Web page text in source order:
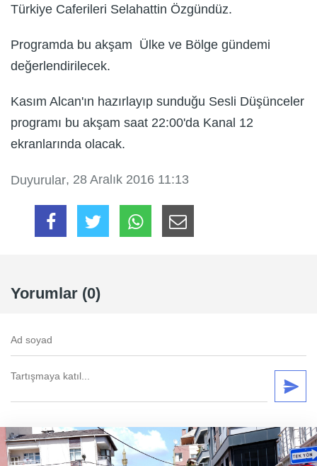
Türkiye Caferileri Selahattin Özgündüz.
Programda bu akşam Ülke ve Bölge gündemi
değerlendirilecek.
Kasım Alcan'ın hazırlayıp sunduğu Sesli Düşünceler
programı bu akşam saat 22:00'da Kanal 12
ekranlarında olacak.
Duyurular, 28 Aralık 2016 11:13
Yorumlar (0)